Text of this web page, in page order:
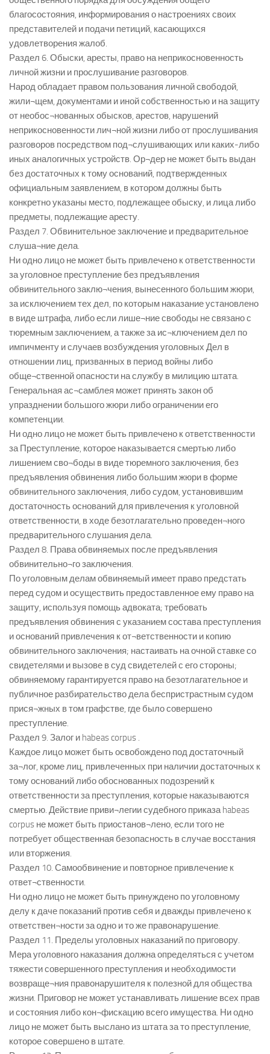
благосостояния, информирования о настроениях своих
представителей и подачи петиций, касающихся
удовлетворения жалоб.
Раздел 6. Обыски, аресты, право на неприкосновенность
личной жизни и прослушивание разговоров.
Народ обладает правом пользования личной свободой,
жили¬щем, документами и иной собственностью и на защиту
от необос¬нованных обысков, арестов, нарушений
неприкосновенности лич¬ной жизни либо от прослушивания
разговоров посредством под¬слушивающих или каких-либо
иных аналогичных устройств. Ор¬дер не может быть выдан
без достаточных к тому оснований, подтвержденных
официальным заявлением, в котором должны быть
конкретно указаны место, подлежащее обыску, и лица либо
предметы, подлежащие аресту.
Раздел 7. Обвинительное заключение и предварительное
слуша¬ние дела.
Ни одно лицо не может быть привлечено к ответственности
за уголовное преступление без предъявления
обвинительного заклю¬чения, вынесенного большим жюри,
за исключением тех дел, по которым наказание установлено
в виде штрафа, либо если лише¬ние свободы не связано с
тюремным заключением, а также за ис¬ключением дел по
импичменту и случаев возбуждения уголовных Дел в
отношении лиц, призванных в период войны либо
обще¬ственной опасности на службу в милицию штата.
Генеральная ас¬самблея может принять закон об
упразднении большого жюри либо ограничении его
компетенции.
Ни одно лицо не может быть привлечено к ответственности
за Преступление, которое наказывается смертью либо
лишением сво¬боды в виде тюремного заключения, без
предъявления обвинения либо большим жюри в форме
обвинительного заключения, либо судом, установившим
достаточность оснований для привлечения к уголовной
ответственности, в ходе безотлагательно проведен¬ного
предварительного слушания дела.
Раздел 8. Права обвиняемых после предъявления
обвинительно¬го заключения.
По уголовным делам обвиняемый имеет право предстать
перед судом и осуществить предоставленное ему право на
защиту, используя помощь адвоката; требовать
предъявления обвинения с указанием состава преступления
и оснований привлечения к от¬ветственности и копию
обвинительного заключения; настаивать на очной ставке со
свидетелями и вызове в суд свидетелей с его стороны;
обвиняемому гарантируется право на безотлагательное и
публичное разбирательство дела беспристрастным судом
прися¬жных в том графстве, где было совершено
преступление.
Раздел 9. Залог и habeas corpus .
Каждое лицо может быть освобождено под достаточный
за¬лог, кроме лиц, привлеченных при наличии достаточных к
тому оснований либо обоснованных подозрений к
ответственности за преступления, которые наказываются
смертью. Действие приви¬легии судебного приказа habeas
corpus не может быть приостанов¬лено, если того не
потребует общественная безопасность в случае восстания
или вторжения.
Раздел 10. Самообвинение и повторное привлечение к
ответ¬ственности.
Ни одно лицо не может быть принуждено по уголовному
делу к даче показаний против себя и дважды привлечено к
ответствен¬ности за одно и то же правонарушение.
Раздел 11. Пределы уголовных наказаний по приговору.
Мера уголовного наказания должна определяться с учетом
тяжести совершенного преступления и необходимости
возвраще¬ния правонарушителя к полезной для общества
жизни. Приговор не может устанавливать лишение всех прав
и состояния либо кон¬фискацию всего имущества. Ни одно
лицо не может быть выслано из штата за то преступление,
которое совершено в штате.